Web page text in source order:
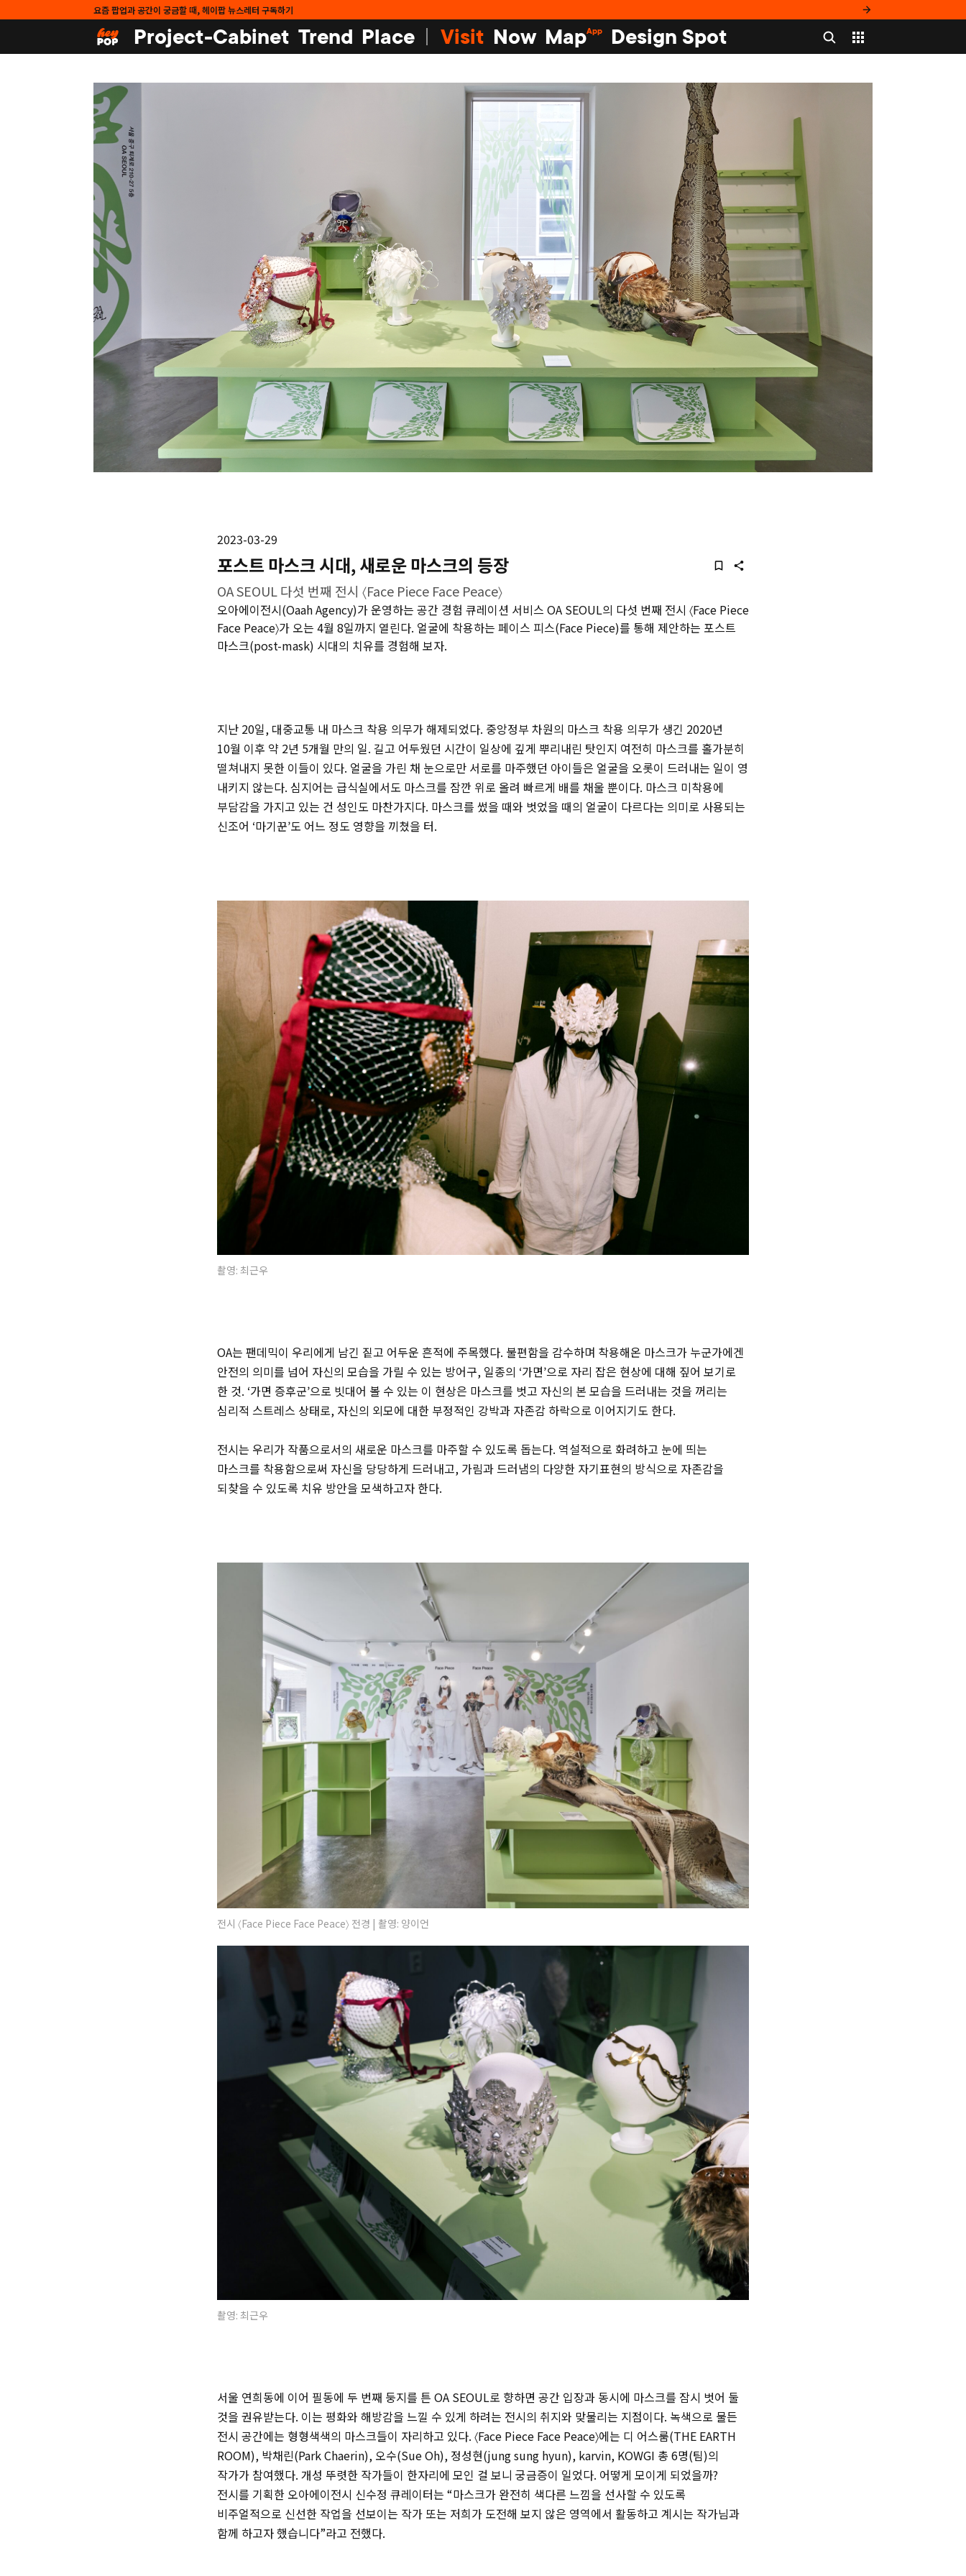
요즘 팝업과 공간이 궁금할 때, 헤이팝 뉴스레터 구독하기
Project-Cabinet Trend Place Visit Now MapApp Design Spot
2023-03-29
포스트 마스크 시대, 새로운 마스크의 등장
OA SEOUL 다섯 번째 전시 〈Face Piece Face Peace〉
오아에이전시(Oaah Agency)가 운영하는 공간 경험 큐레이션 서비스 OA SEOUL의 다섯 번째 전시 〈Face Piece
Face Peace〉가 오는 4월 8일까지 열린다. 얼굴에 착용하는 페이스 피스(Face Piece)를 통해 제안하는 포스트
마스크(post-mask) 시대의 치유를 경험해 보자.
지난 20일, 대중교통 내 마스크 착용 의무가 해제되었다. 중앙정부 차원의 마스크 착용 의무가 생긴 2020년
10월 이후 약 2년 5개월 만의 일. 길고 어두웠던 시간이 일상에 깊게 뿌리내린 탓인지 여전히 마스크를 홀가분히
떨쳐내지 못한 이들이 있다. 얼굴을 가린 채 눈으로만 서로를 마주했던 아이들은 얼굴을 오롯이 드러내는 일이 영
내키지 않는다. 심지어는 급식실에서도 마스크를 잠깐 위로 올려 빠르게 배를 채울 뿐이다. 마스크 미착용에
부담감을 가지고 있는 건 성인도 마찬가지다. 마스크를 썼을 때와 벗었을 때의 얼굴이 다르다는 의미로 사용되는
신조어 ‘마기꾼’도 어느 정도 영향을 끼쳤을 터.
촬영: 최근우
OA는 팬데믹이 우리에게 남긴 짙고 어두운 흔적에 주목했다. 불편함을 감수하며 착용해온 마스크가 누군가에겐
안전의 의미를 넘어 자신의 모습을 가릴 수 있는 방어구, 일종의 ‘가면’으로 자리 잡은 현상에 대해 짚어 보기로
한 것. ‘가면 증후군’으로 빗대어 볼 수 있는 이 현상은 마스크를 벗고 자신의 본 모습을 드러내는 것을 꺼리는
심리적 스트레스 상태로, 자신의 외모에 대한 부정적인 강박과 자존감 하락으로 이어지기도 한다.
전시는 우리가 작품으로서의 새로운 마스크를 마주할 수 있도록 돕는다. 역설적으로 화려하고 눈에 띄는
마스크를 착용함으로써 자신을 당당하게 드러내고, 가림과 드러냄의 다양한 자기표현의 방식으로 자존감을
되찾을 수 있도록 치유 방안을 모색하고자 한다.
전시 〈Face Piece Face Peace〉 전경 | 촬영: 양이언
촬영: 최근우
서울 연희동에 이어 필동에 두 번째 둥지를 튼 OA SEOUL로 향하면 공간 입장과 동시에 마스크를 잠시 벗어 둘
것을 권유받는다. 이는 평화와 해방감을 느낄 수 있게 하려는 전시의 취지와 맞물리는 지점이다. 녹색으로 물든
전시 공간에는 형형색색의 마스크들이 자리하고 있다. 〈Face Piece Face Peace〉에는 디 어스룸(THE EARTH
ROOM), 박채린(Park Chaerin), 오수(Sue Oh), 정성현(jung sung hyun), karvin, KOWGI 총 6명(팀)의
작가가 참여했다. 개성 뚜렷한 작가들이 한자리에 모인 걸 보니 궁금증이 일었다. 어떻게 모이게 되었을까?
전시를 기획한 오아에이전시 신수정 큐레이터는 “마스크가 완전히 색다른 느낌을 선사할 수 있도록
비주얼적으로 신선한 작업을 선보이는 작가 또는 저희가 도전해 보지 않은 영역에서 활동하고 계시는 작가님과
함께 하고자 했습니다”라고 전했다.